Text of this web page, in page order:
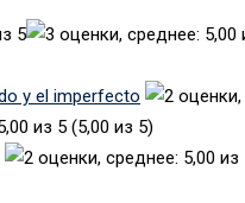
y el imperfecto
(5,00 из 5)